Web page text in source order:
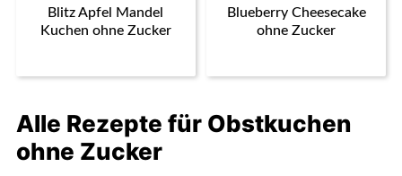
Blitz Apfel Mandel
Kuchen ohne Zucker
Blueberry Cheesecake
ohne Zucker
Alle Rezepte für Obstkuchen
ohne Zucker